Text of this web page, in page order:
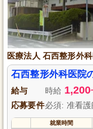
医療法人 石西整形外
石西整形外科医院
給与 時給 1,200
応募要件必須: 准看護
就業時間